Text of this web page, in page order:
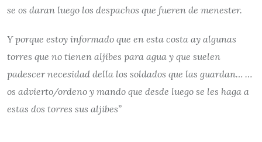
se os daran luego los despachos que fueren de menester.
Y porque estoy informado que en esta costa ay algunas
torres que no tienen aljibes para agua y que suelen
padescer necesidad della los soldados que las guardan… …
os advierto/ordeno y mando que desde luego se les haga a
estas dos torres sus aljibes”